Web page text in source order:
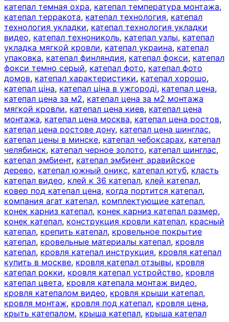
катепал темная охра, катепал температура монтажа,
катепал терракота, катепал технология, катепал
технология укладки, катепал технология укладки
видео, катепал технониколь, катепал узлы, катепал
укладка мягкой кровли, катепал украина, катепал
упаковка, катепал финляндия, катепал фокси, катепал
фокси темно серый, катепал фото, катепал фото
домов, катепал характеристики, катепал хорошо,
катепал ціна, катепал ціна в ужгороді, катепал цена,
катепал цена за м2, катепал цена за м2 монтажа
мягкой кровли, катепал цена киев, катепал цена
монтажа, катепал цена москва, катепал цена ростов,
катепал цена ростове дону, катепал цена шинглас,
катепал цены в минске, катепал чебоксарах, катепал
челябинск, катепал черное золото, катепал шинглас,
катепал эмбиент, катепал эмбиент аравийское
дерево, катепал южный оникс, катепал ютуб, класть
катепал видео, клей к 36 катепал, клей катепал,
ковер под катепал цена, когда портится катепал,
компания агат катепал, комплектующие катепал,
конек карниз катепал, конек карниз катепал размер,
конек катепал, конструкция кровли катепал, красный
катепал, крепить катепал, кровельное покрытие
катепал, кровельные материалы катепал, кровля
катепал, кровля катепал инструкция, кровля катепал
купить в москве, кровля катепал отзывы, кровля
катепал рокки, кровля катепал устройство, кровля
катепал цвета, кровля катепала монтаж видео,
кровля катепалом видео, кровля крыши катепал,
кровля монтаж, кровля под катепал, кровля цена,
крыть катепалом, крыша катепал, крыша катепал